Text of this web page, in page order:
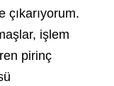
çıkarıyorum.
işlem
pirinç